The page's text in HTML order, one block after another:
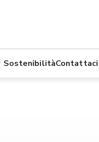
SostenibilitàContattaci